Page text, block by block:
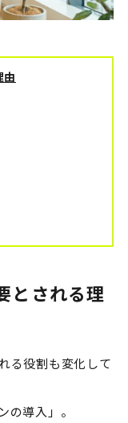
由
とされる理
る役割も変化して
の導入」。